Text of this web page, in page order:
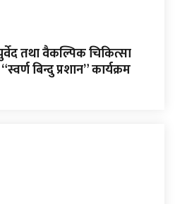
तथा वैकल्पिक चिकित्सा
बिन्दु प्रशान” कार्यक्रम